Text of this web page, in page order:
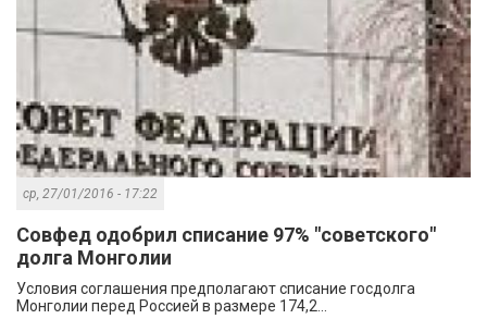
ср, 27/01/2016 - 17:22
Совфед одобрил списание 97% "советского"
долга Монголии
Условия соглашения предполагают списание госдолга
Монголии перед Россией в размере 174,2...